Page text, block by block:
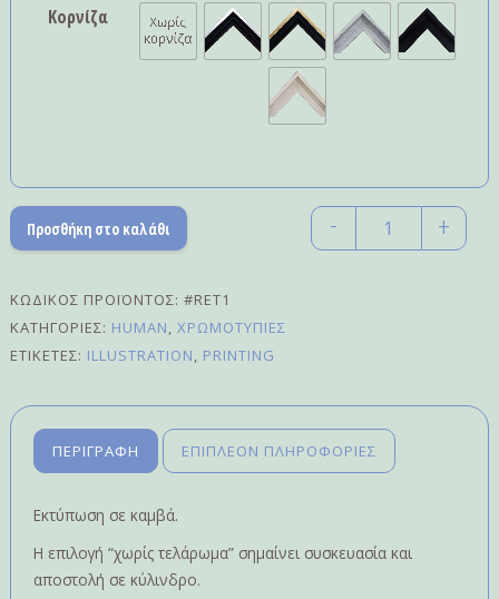
Κορνίζα
Quantity
- +
Προσθήκη στο καλάθι
ΚΩΔΙΚΌΣ ΠΡΟΪΌΝΤΟΣ: #RET1
ΚΑΤΗΓΟΡΊΕΣ: HUMAN, ΧΡΩΜΟΤΥΠΊΕΣ
ΕΤΙΚΈΤΕΣ: ILLUSTRATION, PRINTING
ΠΕΡΙΓΡΑΦΉ ΕΠΙΠΛΈΟΝ ΠΛΗΡΟΦΟΡΊΕΣ
Εκτύπωση σε καμβά.
Η επιλογή “χωρίς τελάρωμα” σημαίνει συσκευασία και
αποστολή σε κύλινδρο.